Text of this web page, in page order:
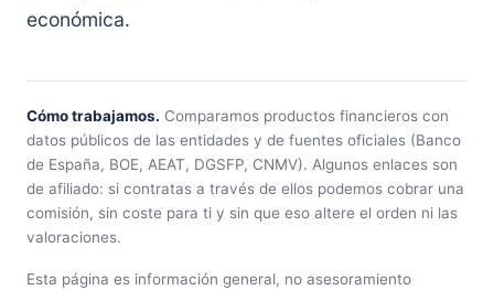
económica.
Cómo trabajamos. Comparamos productos financieros con
datos públicos de las entidades y de fuentes oficiales (Banco
de España, BOE, AEAT, DGSFP, CNMV). Algunos enlaces son
de afiliado: si contratas a través de ellos podemos cobrar una
comisión, sin coste para ti y sin que eso altere el orden ni las
valoraciones.
Esta página es información general, no asesoramiento